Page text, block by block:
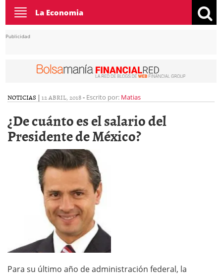
Toggle
navigation
La Economia
Publicidad
NOTICIAS | 12 ABRIL, 2018- Escrito por: Matias
¿De cuánto es el salario del
Presidente de México?
Para su último año de administración federal, la